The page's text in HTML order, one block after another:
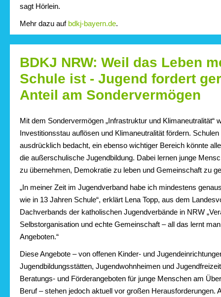
sagt Hörlein.
Mehr dazu auf bdkj-bayern.de.
BDKJ NRW: Weil das Leben
Schule ist - Jugend fordert
Anteil am Sondervermögen
Mit dem Sondervermögen „Infrastruktur und Klimaneutralität“
Investitionsstau auflösen und Klimaneutralität fördern.
ausdrücklich bedacht, ein ebenso wichtiger Bereich könnte
die außerschulische Jugendbildung. Dabei lernen junge
zu übernehmen, Demokratie zu leben und Gemeinschaft zu
„In meiner Zeit im Jugendverband habe ich mindestens
wie in 13 Jahren Schule“, erklärt Lena Topp, aus dem
Dachverbands der katholischen Jugendverbände in NRW
Selbstorganisation und echte Gemeinschaft – all das lernt
Angeboten.“
Diese Angebote – von offenen Kinder- und
Jugendbildungsstätten, Jugendwohnheimen und
Beratungs- und Förderangeboten für junge Menschen am
Beruf – stehen jedoch aktuell vor großen Herausforderungen.